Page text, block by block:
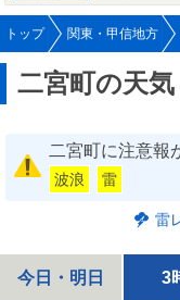
トップ 関東・甲信地方
二宮町の天気
二宮町に注意報
波浪 雷
雷
今日・明日 3